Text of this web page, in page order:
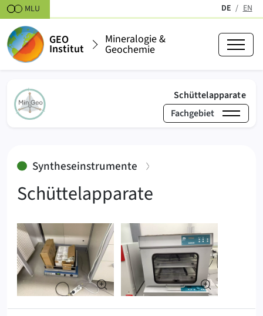
Zum Inhalt springen DE
(aktiv)
EN
MLU
GEO
Institut
Mineralogie &
Geochemie
Schüttelapparate
Fachgebiet
Syntheseinstrumente
Schüttelapparate